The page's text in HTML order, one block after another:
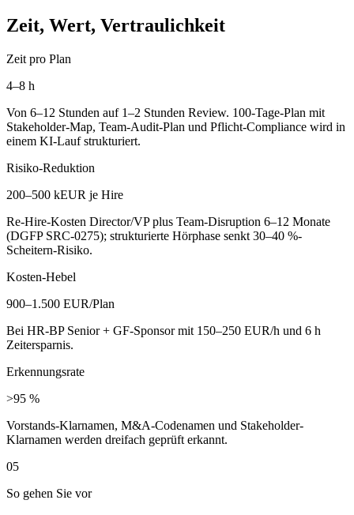
Zeit, Wert, Vertraulichkeit
Zeit pro Plan
4–8 h
Von 6–12 Stunden auf 1–2 Stunden Review. 100-Tage-Plan mit
Stakeholder-Map, Team-Audit-Plan und Pflicht-Compliance wird in
einem KI-Lauf strukturiert.
Risiko-Reduktion
200–500 kEUR je Hire
Re-Hire-Kosten Director/VP plus Team-Disruption 6–12 Monate
(DGFP SRC-0275); strukturierte Hörphase senkt 30–40 %-
Scheitern-Risiko.
Kosten-Hebel
900–1.500 EUR/Plan
Bei HR-BP Senior + GF-Sponsor mit 150–250 EUR/h und 6 h
Zeitersparnis.
Erkennungsrate
>95 %
Vorstands-Klarnamen, M&A-Codenamen und Stakeholder-
Klarnamen werden dreifach geprüft erkannt.
05
So gehen Sie vor